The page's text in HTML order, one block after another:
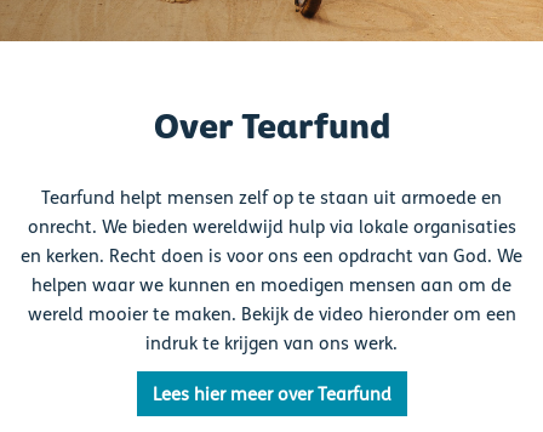
Over Tearfund
Tearfund helpt mensen zelf op te staan uit armoede en
onrecht. We bieden wereldwijd hulp via lokale organisaties
en kerken. Recht doen is voor ons een opdracht van God. We
helpen waar we kunnen en moedigen mensen aan om de
wereld mooier te maken. Bekijk de video hieronder om een
indruk te krijgen van ons werk.
Lees hier meer over Tearfund